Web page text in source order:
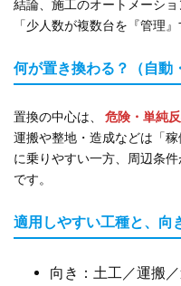
結論、施工のオートメーシ
「少人数が複数台を『管理』
何が置き換わる？（自動
置換の中心は、 危険・単純
運搬や整地・造成などは「
に乗りやすい一方、周辺条
です。
適用しやすい工種と、向
向き：土工／運搬